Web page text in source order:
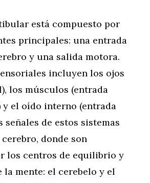
está compuesto por
principales: una entrada
y una salida motora.
incluyen los ojos
los músculos (entrada
el oído interno (entrada
señales de estos sistemas
donde son
los centros de equilibrio y
la mente: el cerebelo y el